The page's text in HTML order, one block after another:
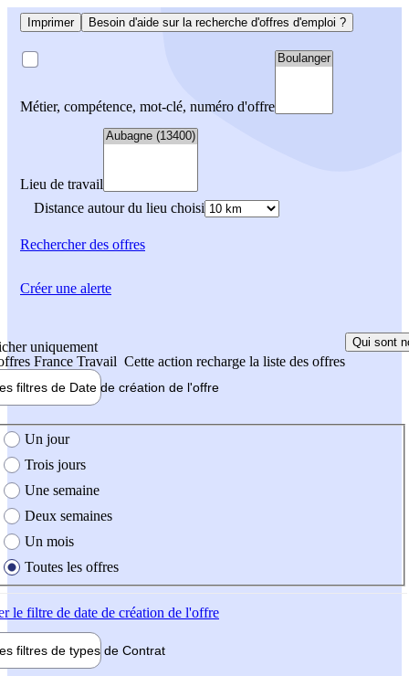
Imprimer Besoin d'aide sur la recherche d'offres d'emploi ?
Métier, compétence, mot-clé, numéro d'offre
Lieu de travail
Distance autour du lieu choisi
Rechercherdes offres
uniquement
France Travail Cette action recharge la liste des offres
Qui sont
filtres de Date de création de l'offre
création de l'offre
Un jour
Trois jours
Une semaine
Deux semaines
Un mois
Toutes les offres
le filtre de date de création de l'offre
filtres de types de Contrat
Créer une alerte